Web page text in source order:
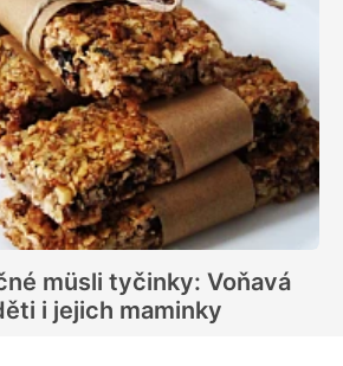
müsli tyčinky: Voňavá
i jejich maminky